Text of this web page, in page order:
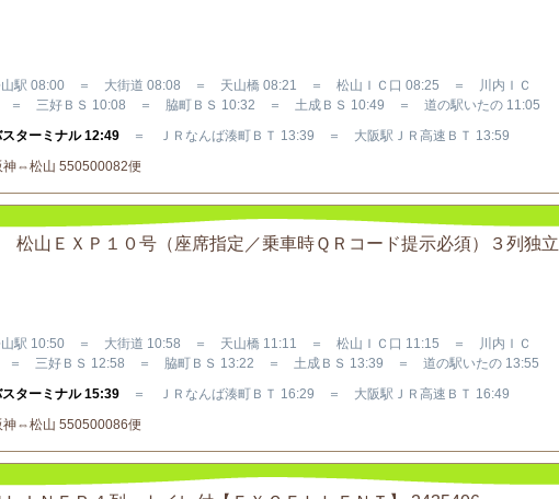
山駅 08:00 ＝ 大街道 08:08 ＝ 天山橋 08:21 ＝ 松山ＩＣ口 08:25 ＝ 川内ＩＣ
＝ 三好ＢＳ 10:08 ＝ 脇町ＢＳ 10:32 ＝ 土成ＢＳ 10:49 ＝ 道の駅いたの 11:05
ターミナル 12:49 ＝ ＪＲなんば湊町ＢＴ 13:39 ＝ 大阪駅ＪＲ高速ＢＴ 13:59
神⇔松山 550500082便
松山ＥＸＰ１０号（座席指定／乗車時ＱＲコード提示必須）３列独立
山駅 10:50 ＝ 大街道 10:58 ＝ 天山橋 11:11 ＝ 松山ＩＣ口 11:15 ＝ 川内ＩＣ
＝ 三好ＢＳ 12:58 ＝ 脇町ＢＳ 13:22 ＝ 土成ＢＳ 13:39 ＝ 道の駅いたの 13:55
ターミナル 15:39 ＝ ＪＲなんば湊町ＢＴ 16:29 ＝ 大阪駅ＪＲ高速ＢＴ 16:49
神⇔松山 550500086便